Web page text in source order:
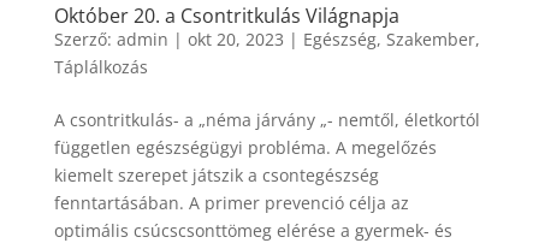
Október 20. a Csontritkulás Világnapja
Szerző: admin | okt 20, 2023 | Egészség, Szakember,
Táplálkozás
A csontritkulás- a „néma járvány „- nemtől, életkortól
független egészségügyi probléma. A megelőzés
kiemelt szerepet játszik a csontegészség
fenntartásában. A primer prevenció célja az
optimális csúcscsonttömeg elérése a gyermek- és